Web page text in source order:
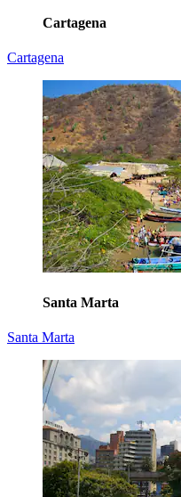
Cartagena
Cartagena
Santa Marta
Santa Marta